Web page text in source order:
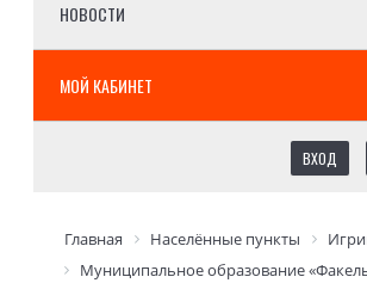
НОВОСТИ
МОЙ КАБИНЕТ
ВХОД
Главная Населённые пункты
Муниципальное образование